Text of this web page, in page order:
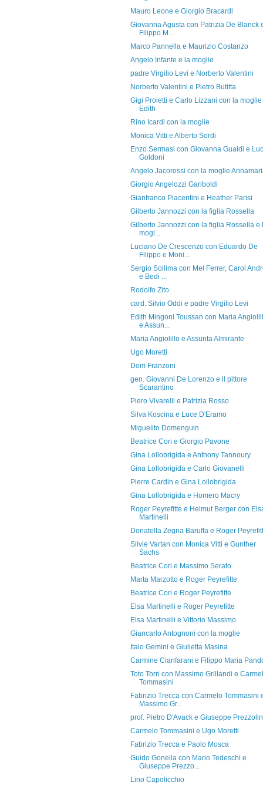
Mauro Leone e Giorgio Bracardi
Giovanna Agusta con Patrizia De Blanck
Filippo M...
Marco Pannella e Maurizio Costanzo
Angelo Infante e la moglie
padre Virgilio Levi e Norberto Valentini
Norberto Valentini e Pietro Butitta
Gigi Proietti e Carlo Lizzani con la moglie
Edith
Rino Icardi con la moglie
Monica Vitti e Alberto Sordi
Enzo Sermasi con Giovanna Gualdi e
Goldoni
Angelo Jacorossi con la moglie
Giorgio Angelozzi Gariboldi
Gianfranco Piacentini e Heather Parisi
Gilberto Jannozzi con la figlia Rossella
Gilberto Jannozzi con la figlia Rossella e
mogl...
Luciano De Crescenzo con Eduardo De
Filippo e Moni...
Sergio Sollima con Mel Ferrer, Carol
e Bedi ...
Rodolfo Zito
card. Silvio Oddi e padre Virgilio Levi
Edith Mingoni Toussan con Maria
e Assun...
Maria Angiolillo e Assunta Almirante
Ugo Moretti
Dom Franzoni
gen. Giovanni De Lorenzo e il pittore
Scarantino
Piero Vivarelli e Patrizia Rosso
Silva Koscina e Luce D'Eramo
Miguelito Domenguin
Beatrice Cori e Giorgio Pavone
Gina Lollobrigida e Anthony Tannoury
Gina Lollobrigida e Carlo Giovanelli
Pierre Cardin e Gina Lollobrigida
Gina Lollobrigida e Homero Macry
Roger Peyrefitte e Helmut Berger con
Martinelli
Donatella Zegna Baruffa e Roger
Silvie Vartan con Monica Vitti e Gunther
Sachs
Beatrice Cori e Massimo Serato
Marta Marzotto e Roger Peyrefitte
Beatrice Cori e Roger Peyrefitte
Elsa Martinelli e Roger Peyrefitte
Elsa Martinelli e Vittorio Massimo
Giancarlo Antognoni con la moglie
Italo Gemini e Giulietta Masina
Carmine Cianfarani e Filippo Maria
Toto Torri con Massimo Grillandi e
Tommasini
Fabrizio Trecca con Carmelo Tommasini
Massimo Gr...
prof. Pietro D'Avack e Giuseppe
Carmelo Tommasini e Ugo Moretti
Fabrizio Trecca e Paolo Mosca
Guido Gonella con Mario Tedeschi e
Giuseppe Prezzo...
Lino Capolicchio